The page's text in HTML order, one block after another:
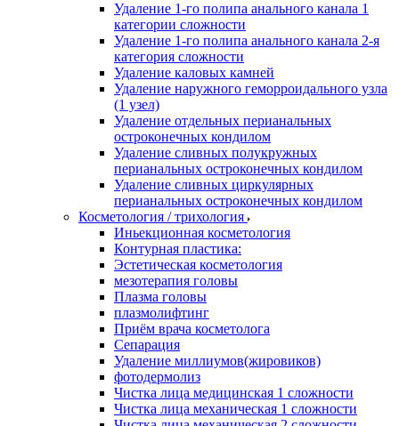
Удаление 1-го полипа анального канала 1
категории сложности
Удаление 1-го полипа анального канала 2-я
категория сложности
Удаление каловых камней
Удаление наружного геморроидального узла
(1 узел)
Удаление отдельных перианальных
остроконечных кондилом
Удаление сливных полукружных
перианальных остроконечных кондилом
Удаление сливных циркулярных
перианальных остроконечных кондилом
Косметология / трихология
Иньекционная косметология
Контурная пластика:
Эстетическая косметология
мезотерапия головы
Плазма головы
плазмолифтинг
Приём врача косметолога
Сепарация
Удаление миллиумов(жировиков)
фотодермолиз
Чистка лица медицинская 1 сложности
Чистка лица механическая 1 сложности